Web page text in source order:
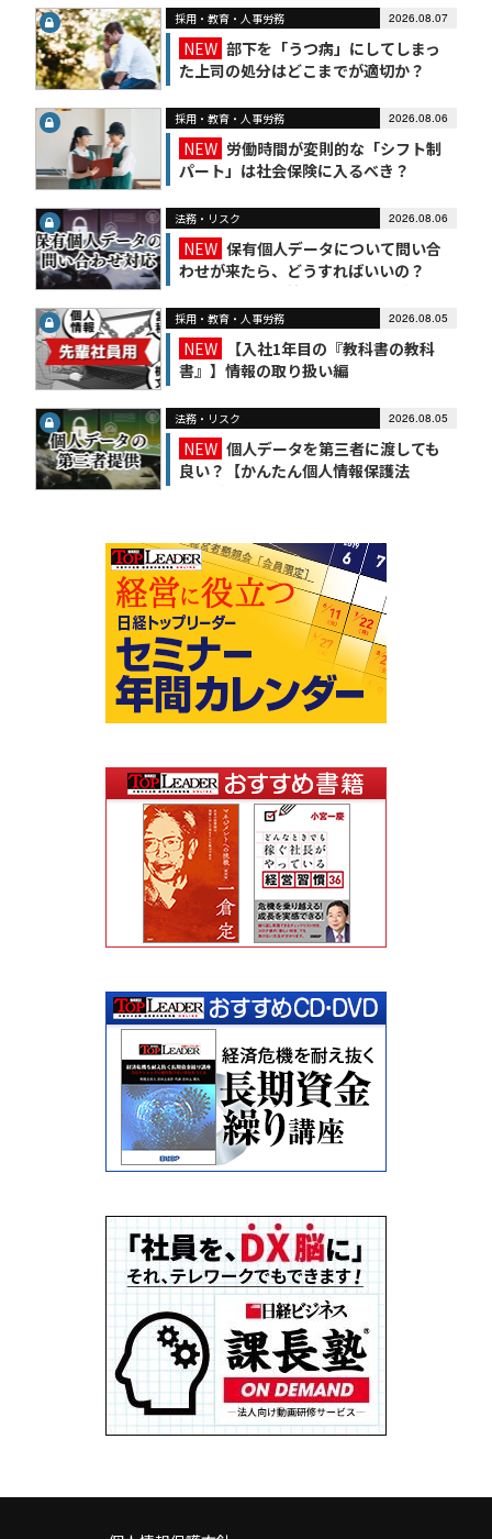
採用・教育・人事労務 2026.08.07
NEW 部下を「うつ病」にしてしまっ
た上司の処分はどこまでが適切か？
採用・教育・人事労務 2026.08.06
NEW 労働時間が変則的な「シフト制
パート」は社会保険に入るべき？
法務・リスク 2026.08.06
NEW 保有個人データについて問い合
わせが来たら、どうすればいいの？
【かんたん個人情報保護法（7）】
採用・教育・人事労務 2026.08.05
NEW
【入社1年目の『教科書の教科
書』】情報の取り扱い編
法務・リスク 2026.08.05
NEW 個人データを第三者に渡しても
良い？【かんたん個人情報保護法